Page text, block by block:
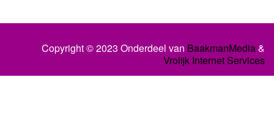
Copyright © 2023 Onderdeel van BaakmanMedia&
Vrolijk Internet Services